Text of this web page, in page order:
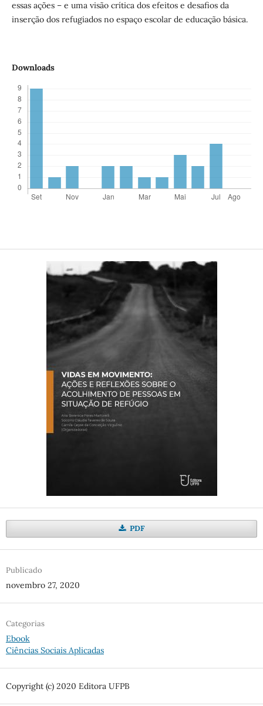
essas ações – e uma visão crítica dos efeitos e desafios da
inserção dos refugiados no espaço escolar de educação básica.
Downloads
PDF
Publicado
novembro 27, 2020
Categorias
Ebook
Ciências Sociais Aplicadas
Copyright (c) 2020 Editora UFPB